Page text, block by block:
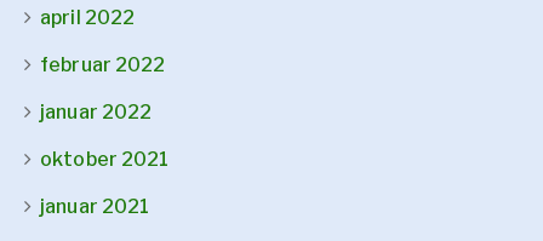
april 2022
februar 2022
januar 2022
oktober 2021
januar 2021